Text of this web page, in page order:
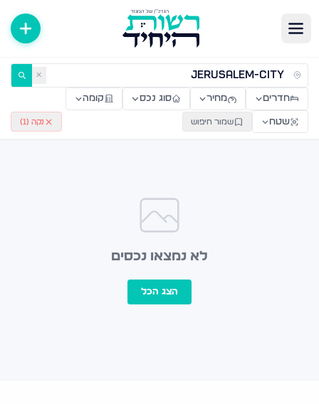
דירות למכירה ולהשכרה — רשות היחיד ✕
חדרים מחיר סוג נכס קומה
שטח שמור חיפוש נקה ( 1
)
לא נמצאו נכסים
הצג הכל